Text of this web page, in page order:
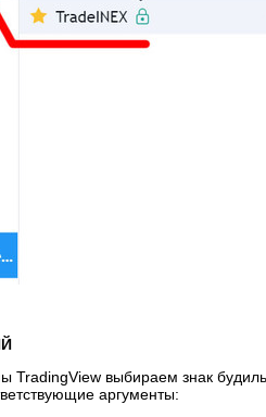
выбираем знак
аргументы: